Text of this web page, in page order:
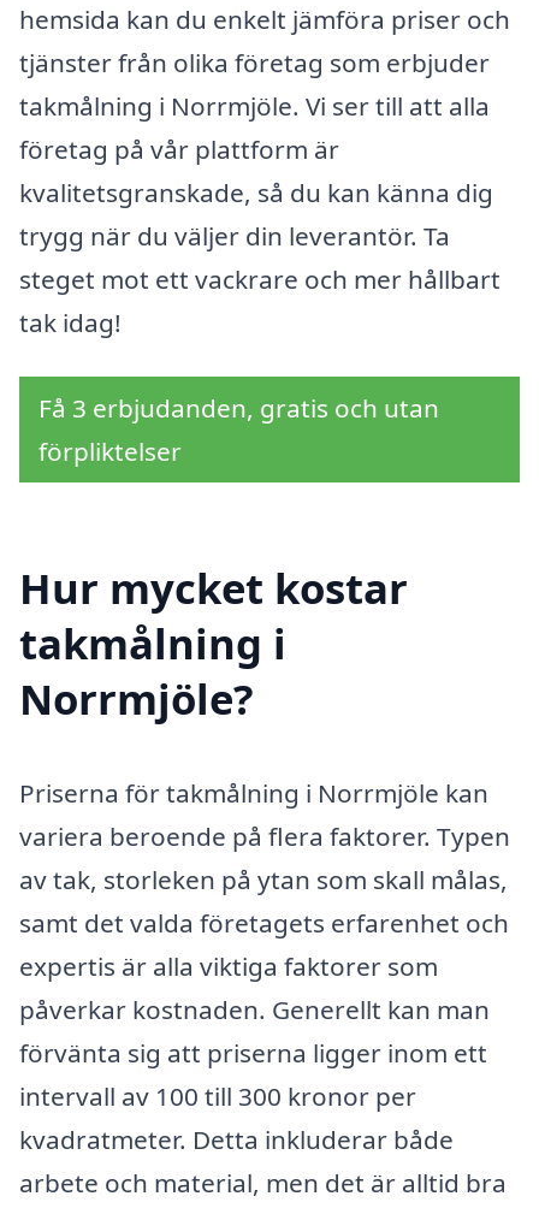
hemsida kan du enkelt jämföra priser och
tjänster från olika företag som erbjuder
takmålning i Norrmjöle. Vi ser till att alla
företag på vår plattform är
kvalitetsgranskade, så du kan känna dig
trygg när du väljer din leverantör. Ta
steget mot ett vackrare och mer hållbart
tak idag!
Få 3 erbjudanden, gratis och utan
förpliktelser
Hur mycket kostar
takmålning i
Norrmjöle?
Priserna för takmålning i Norrmjöle kan
variera beroende på flera faktorer. Typen
av tak, storleken på ytan som skall målas,
samt det valda företagets erfarenhet och
expertis är alla viktiga faktorer som
påverkar kostnaden. Generellt kan man
förvänta sig att priserna ligger inom ett
intervall av 100 till 300 kronor per
kvadratmeter. Detta inkluderar både
arbete och material, men det är alltid bra